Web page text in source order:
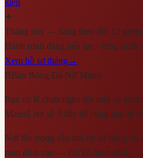
kiện
✦
Tháng này — đang theo dõi 12
Hành trình đang tiếp tục · từng bước
Xem hồ sơ tháng→
BBàn Bóng Đá Nữ Mares
Bạn có lẽ chưa nghe tên một số
MaresLive sẽ ở đây để cùng bạn đi
Nơi tôn trọng cầu thủ trẻ và bóng đá
nam đỉnh cao — chỉ kể hành trình.